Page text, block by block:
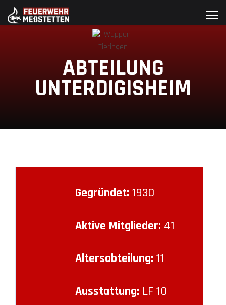
ABTEILUNG
UNTERDIGISHEIM
Gegründet: 1930
Aktive Mitglieder: 41
Altersabteilung: 11
Ausstattung: LF 10